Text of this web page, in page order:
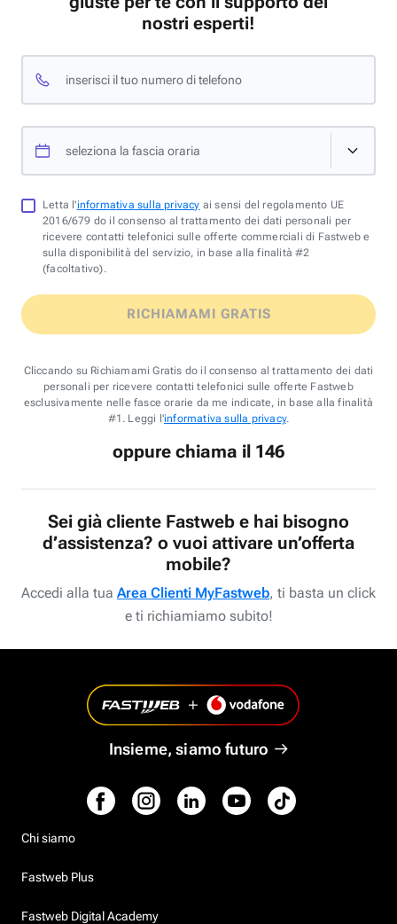
nostri esperti!
inserisci il tuo numero di telefono
seleziona la fascia oraria
Letta l'informativa sulla privacy ai sensi del regolamento UE
2016/679 do il consenso al trattamento dei dati personali per
ricevere contatti telefonici sulle offerte commerciali di Fastweb e
sulla disponibilità del servizio, in base alla finalità #2
(facoltativo).
RICHIAMAMI GRATIS
Cliccando su Richiamami Gratis do il consenso al trattamento dei dati
personali per ricevere contatti telefonici sulle offerte Fastweb
esclusivamente nelle fasce orarie da me indicate, in base alla finalità
#1. Leggi l'informativa sulla privacy.
oppure chiama il 146
Sei già cliente Fastweb e hai bisogno
d’assistenza? o vuoi attivare un’offerta
mobile?
Accedi alla tua Area Clienti MyFastweb, ti basta un click
e ti richiamiamo subito!
Insieme, siamo futuro
Chi siamo
Fastweb Plus
Fastweb Digital Academy